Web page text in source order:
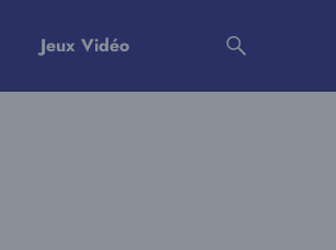
Jeux Vidéo